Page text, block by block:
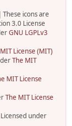
icons are
3.0 License
GNU LGPLv3
License (MIT)
The MIT
MIT License
The MIT License
under